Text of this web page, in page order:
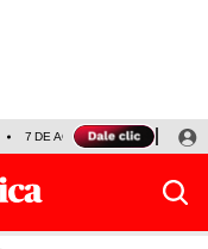
7 DE AGOSTO OLLANTA